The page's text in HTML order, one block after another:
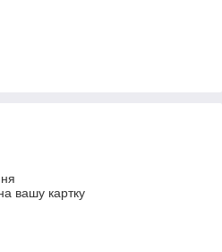
вашу картку